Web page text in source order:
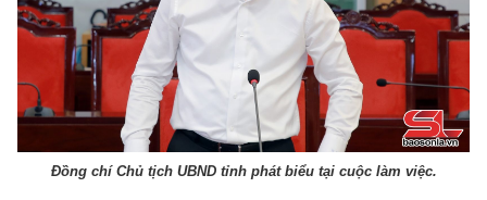
Đồng chí Chủ tịch UBND tỉnh phát biểu tại cuộc làm việc.